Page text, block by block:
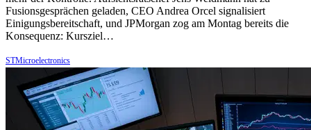
Fusionsgesprächen geladen, CEO Andrea Orcel signalisiert
Einigungsbereitschaft, und JPMorgan zog am Montag bereits die
Konsequenz: Kursziel…
STMicroelectronics